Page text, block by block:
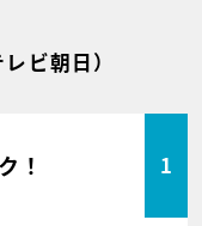
レビ朝日）
！ 1